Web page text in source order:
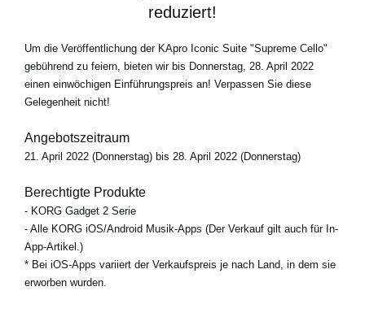
reduziert!
Um die Veröffentlichung der KApro Iconic Suite "Supreme Cello"
gebührend zu feiern, bieten wir bis Donnerstag, 28. April 2022
einen einwöchigen Einführungspreis an! Verpassen Sie diese
Gelegenheit nicht!
Angebotszeitraum
21. April 2022 (Donnerstag) bis 28. April 2022 (Donnerstag)
Berechtigte Produkte
- KORG Gadget 2 Serie
- Alle KORG iOS/Android Musik-Apps (Der Verkauf gilt auch für In-
App-Artikel.)
* Bei iOS-Apps variiert der Verkaufspreis je nach Land, in dem sie
erworben wurden.